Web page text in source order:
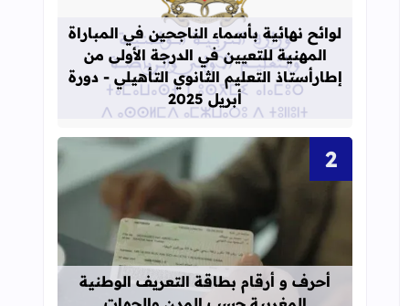
قراءة المزيد عن لوائح نهائية بأسماء
لوائح نهائية بأسماء الناجحين في المباراة
المهنية للتعيين في الدرجة الأولى من
إطارأستاذ التعليم الثانوي التأهيلي - دورة
أبريل 2025
قراءة المزيد عن أحرف و أرقام
أحرف و أرقام بطاقة التعريف الوطنية